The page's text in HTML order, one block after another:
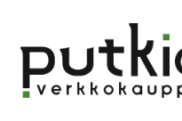
navigointiin
sisältöön